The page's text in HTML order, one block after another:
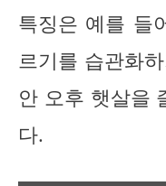
특징은 예를 들
르기를 습관화
안 오후 햇살을
다.